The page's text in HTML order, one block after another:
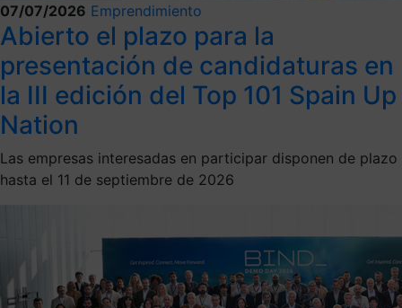
07/07/2026 Emprendimiento
Abierto el plazo para la
presentación de candidaturas en
la III edición del Top 101 Spain Up
Nation
Las empresas interesadas en participar disponen de plazo
hasta el 11 de septiembre de 2026